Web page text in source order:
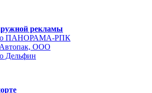
рекламы
ПАНОРАМА-РПК
Автопак, ООО
Дельфин